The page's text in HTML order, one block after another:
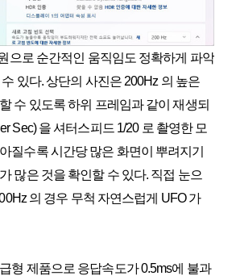
으로 순간적인 움직임도 정확하게 파악
있다. 상단의 사진은 200Hz 의 높은
수 있도록 하위 프레임과 같이 재생되
Sec) 을 셔터스피드 1/20 로 촬영한 모
질수록 시간당 많은 화면이 뿌려지기
많은 것을 확인할 수 있다. 직접 눈으
의 경우 무척 자연스럽게 UFO 가
형 제품으로 응답속도가 0.5ms에 불과